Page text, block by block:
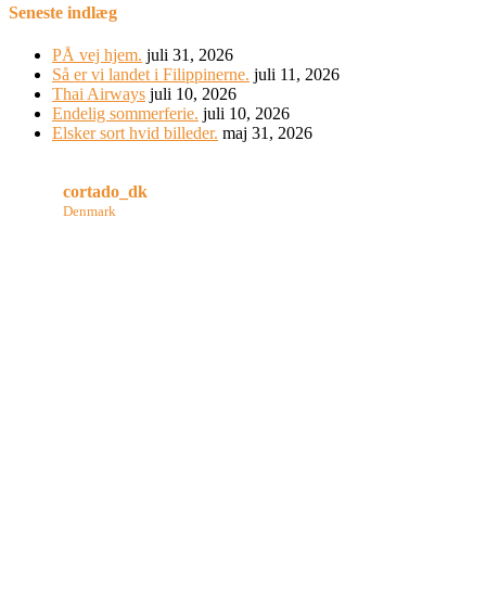
Seneste indlæg
PÅ vej hjem. juli 31, 2026
Så er vi landet i Filippinerne. juli 11, 2026
Thai Airways juli 10, 2026
Endelig sommerferie. juli 10, 2026
Elsker sort hvid billeder. maj 31, 2026
cortado_dk
Denmark